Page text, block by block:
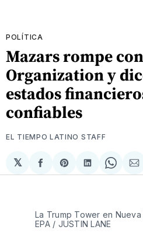
POLÍTICA
Mazars rompe
Organization y
estados
confiables
EL TIEMPO LATINO STAFF
𝕏
Compartir
en
Share
on
Compartir
en
Share
on
La Trump Tower en Nueva
EPA / JUSTIN LANE